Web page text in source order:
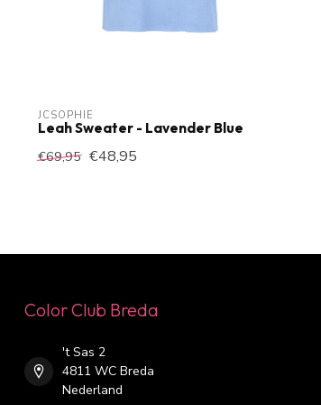
JCSOPHIE
Leah Sweater - Lavender Blue
€69,95 €48,95
Color Club Breda
't Sas 2
4811 WC Breda
Nederland